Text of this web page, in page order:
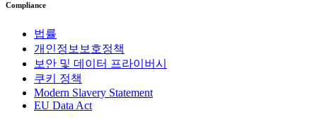
Compliance
법률
개인정보보호정책
보안 및 데이터 프라이버시
쿠키 정책
Modern Slavery Statement
EU Data Act